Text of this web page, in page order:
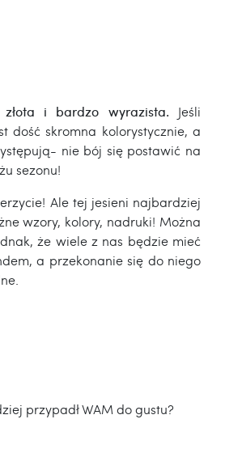
złota i bardzo wyrazista. Jeśli
dość skromna kolorystycznie, a
nie bój się postawić na
sezonu!
Ale tej jesieni najbardziej
wzory, kolory, nadruki! Można
że wiele z nas będzie mieć
a przekonanie się do niego
przypadł WAM do gustu?